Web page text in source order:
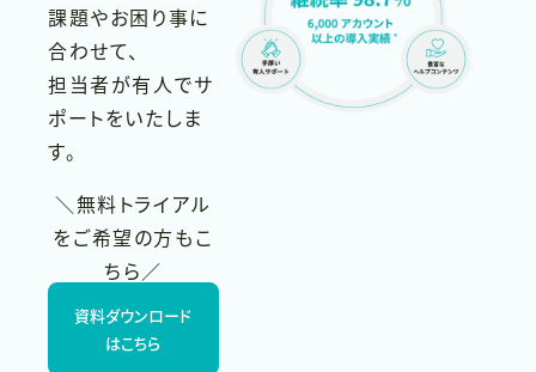
課題やお困り事に
合わせて、
担当者が有人でサ
ポートをいたしま
す。
＼無料トライアル
をご希望の方もこ
ちら／
資料ダウンロード
はこちら